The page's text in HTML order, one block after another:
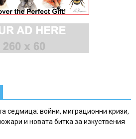
седмица: войни, миграционни кризи,
и новата битка за изкуствения